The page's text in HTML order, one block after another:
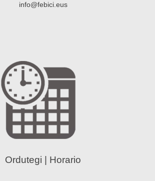
info@febici.eus
Ordutegi | Horario